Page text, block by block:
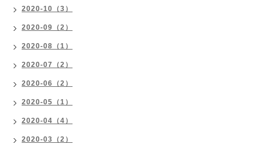
2020-10（3）
2020-09（2）
2020-08（1）
2020-07（2）
2020-06（2）
2020-05（1）
2020-04（4）
2020-03（2）